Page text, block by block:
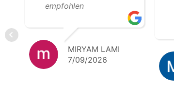
empfohlen
MIRYAM LAMI
7/09/2026